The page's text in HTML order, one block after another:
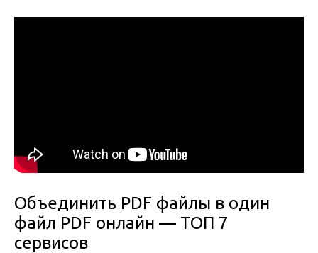
Объединить PDF файлы в один
файл PDF онлайн — ТОП 7
сервисов